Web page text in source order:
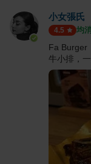
小女張氏
4.5 均
Fa Burger
牛小排，